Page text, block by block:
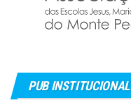
PUB INSTITUCIONAL